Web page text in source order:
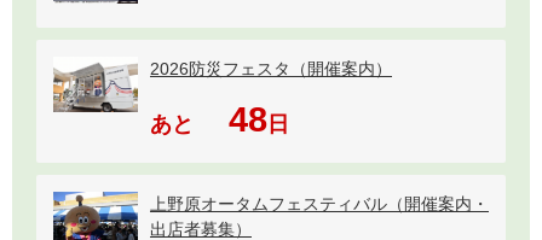
2026防災フェスタ（開催案内）
あと 48日
上野原オータムフェスティバル（開催案内・
出店者募集）